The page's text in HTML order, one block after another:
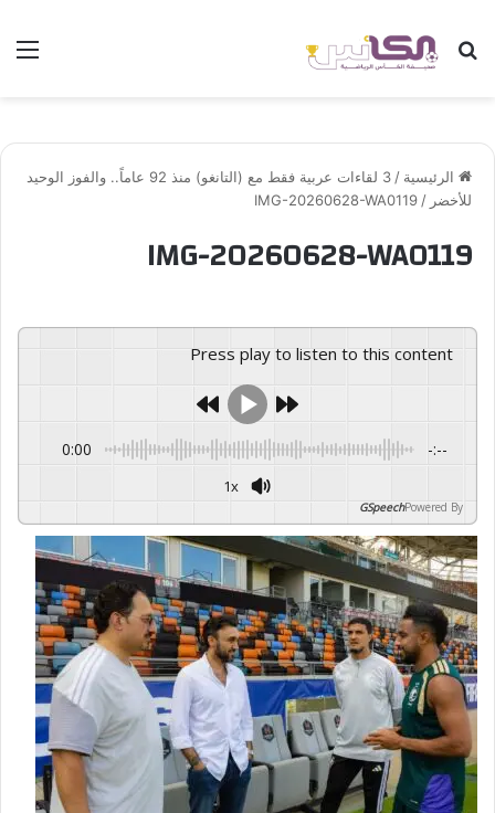
بحث عن
الرئيسية /
3 لقاءات عربية فقط مع (التانغو) منذ 92 عاماً.. والفوز الوحيد
للأخضر /
IMG-20260628-WA0119
IMG-20260628-WA0119
Press play to listen to this content
0:00 -:--
1x
Powered By
GSpeech